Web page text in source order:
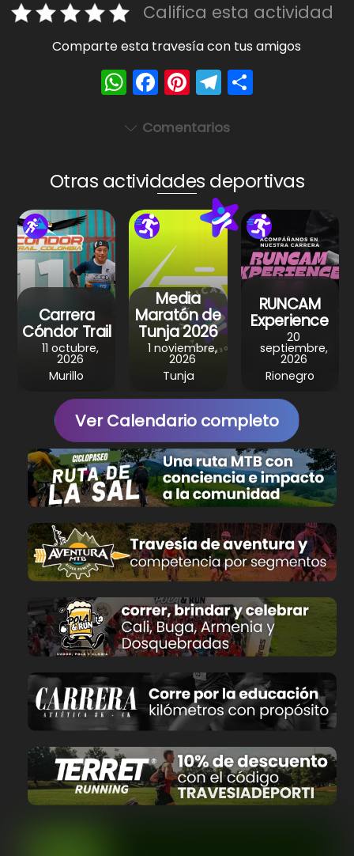
Califica esta actividad
Comparte esta travesía con tus amigos
W
h
a
A
p
p
F
a
c
b
o
o
k
Pi
nt
er
st
T
el
e
a
m
Comentarios
Otras actividades deportivas
Carrera
Cóndor Trail
11 octubre,
2026
Murillo
Media
Maratón de
Tunja 2026
1 noviembre,
2026
Tunja
RUNCAM
Experience
20
septiembre,
2026
Rionegro
Ver Calendario completo